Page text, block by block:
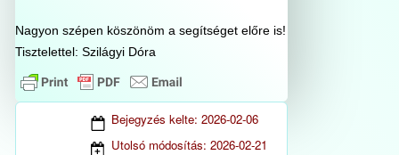
Nagyon szépen köszönöm a segítséget előre is!
Tisztelettel: Szilágyi Dóra
Bejegyzés kelte: 2026-02-06
Utolsó módosítás: 2026-02-21